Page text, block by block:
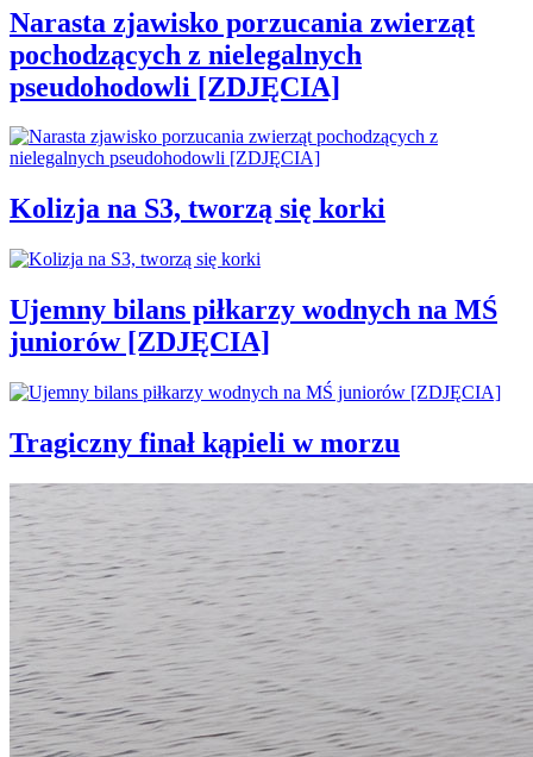
Narasta zjawisko porzucania zwierząt
pochodzących z nielegalnych
pseudohodowli [ZDJĘCIA]
Kolizja na S3, tworzą się korki
Ujemny bilans piłkarzy wodnych na MŚ
juniorów [ZDJĘCIA]
Tragiczny finał kąpieli w morzu